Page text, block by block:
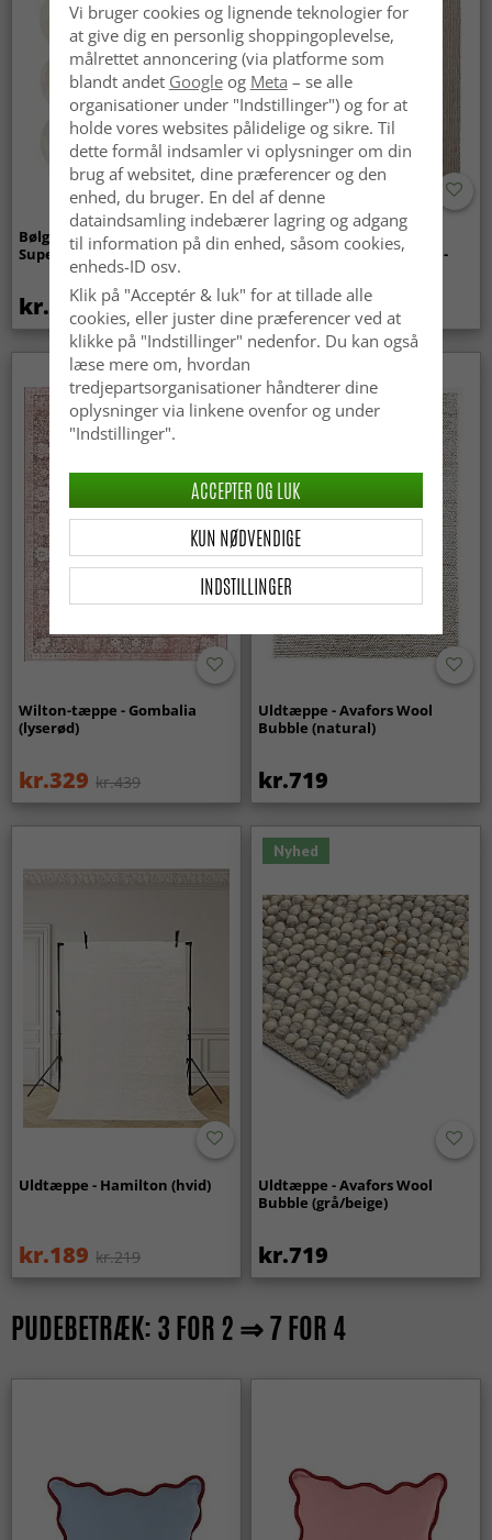
Bølget ryatæppe - Aranga
Super Soft Fur (beige)
kr.369
Tæpper til
indendørs/udendørs brug -
kr.439
Wilton-tæppe - Gombalia
(lyserød)
kr.329 kr.439
Uldtæppe - Avafors Wool
Bubble (natural)
kr.719
Uldtæppe - Hamilton (hvid)
kr.189 kr.219
Nyhed
Uldtæppe - Avafors Wool
Bubble (grå/beige)
kr.719
PUDEBETRÆK: 3 FOR 2 ⇒ 7 FOR 4
Vi bruger cookies og lignende teknologier for
at give dig en personlig shoppingoplevelse,
målrettet annoncering (via platforme som
blandt andet Googleog Meta – se alle
organisationer under "Indstillinger") og for at
holde vores websites pålidelige og sikre. Til
dette formål indsamler vi oplysninger om din
brug af websitet, dine præferencer og den
enhed, du bruger. En del af denne
dataindsamling indebærer lagring og adgang
til information på din enhed, såsom cookies,
enheds-ID osv.
Klik på "Acceptér & luk" for at tillade alle
cookies, eller juster dine præferencer ved at
klikke på "Indstillinger" nedenfor. Du kan også
læse mere om, hvordan
tredjepartsorganisationer håndterer dine
oplysninger via linkene ovenfor og under
"Indstillinger".
INDSTILLINGER
KUN NØDVENDIGE
ACCEPTER OG LUK